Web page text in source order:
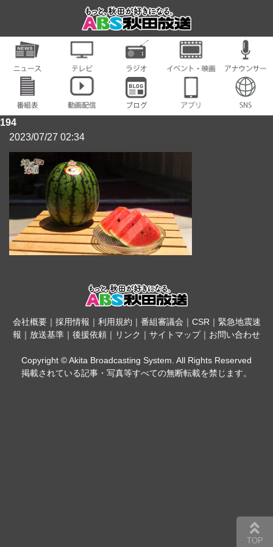
194
2023/07/27 02:34
会社概要｜ 採用情報 ｜ 利用規約 ｜ 番組審議会 ｜ CSR｜ 緊急地震速
報 ｜ 放送基準 ｜ 後援依頼 ｜ リンク ｜ サイトマップ｜ お問い合わせ
Copyright © Akita Broadcasting System. All Rights Reserved
掲載されている記事・写真等すべての無断転載を禁じます。